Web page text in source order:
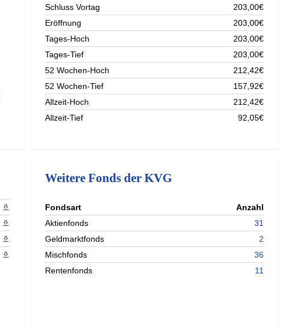
Schluss Vortag
203,00€
Eröffnung
203,00€
Tages-Hoch
203,00€
Tages-Tief
203,00€
52 Wochen-Hoch
212,42€
52 Wochen-Tief
157,92€
Allzeit-Hoch
212,42€
Allzeit-Tief
92,05€
PDF herunterladen
PDF herunterladen
PDF herunterladen
PDF herunterladen
Weitere Fonds der KVG
Fondsart
Anzahl
Aktienfonds
31
Geldmarktfonds
2
Mischfonds
36
Rentenfonds
11